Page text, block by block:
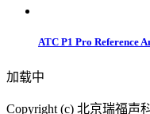
ATC P1 Pro Reference
加载中
Copyright (c) 北京瑞福声